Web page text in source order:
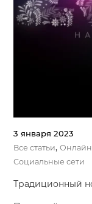
3 января 2023
Все статьи,
Социальные сети
Традиционный